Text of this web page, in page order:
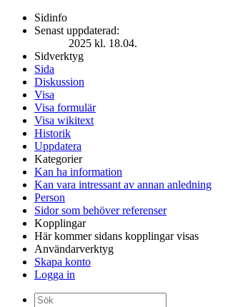
Sidinfo
Senast uppdaterad:
2025 kl. 18.04.
Sidverktyg
Sida
Diskussion
Visa
Visa formulär
Visa wikitext
Historik
Uppdatera
Kategorier
Kan ha information
Kan vara intressant av annan anledning
Person
Sidor som behöver referenser
Kopplingar
Här kommer sidans kopplingar visas
Användarverktyg
Skapa konto
Logga in